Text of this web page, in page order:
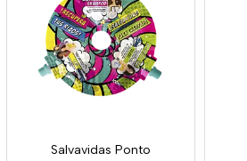
Salvavidas Ponto